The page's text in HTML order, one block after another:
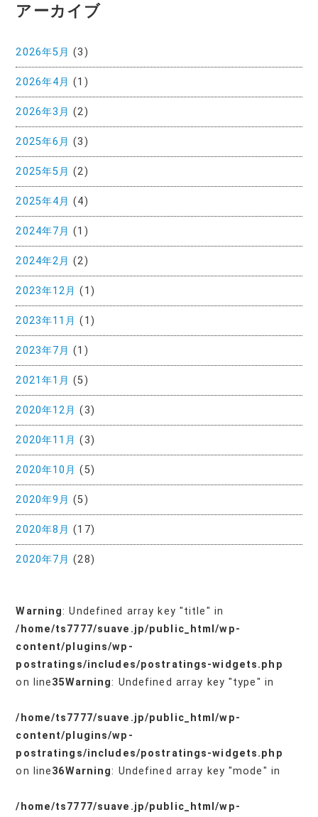
アーカイブ
2026年5月 (3)
2026年4月 (1)
2026年3月 (2)
2025年6月 (3)
2025年5月 (2)
2025年4月 (4)
2024年7月 (1)
2024年2月 (2)
2023年12月 (1)
2023年11月 (1)
2023年7月 (1)
2021年1月 (5)
2020年12月 (3)
2020年11月 (3)
2020年10月 (5)
2020年9月 (5)
2020年8月 (17)
2020年7月 (28)
Warning: Undefined array key "title" in
/home/ts7777/suave.jp/public_html/wp-
content/plugins/wp-
postratings/includes/postratings-widgets.php
on line35Warning: Undefined array key "type" in
/home/ts7777/suave.jp/public_html/wp-
content/plugins/wp-
postratings/includes/postratings-widgets.php
on line36Warning: Undefined array key "mode" in
/home/ts7777/suave.jp/public_html/wp-